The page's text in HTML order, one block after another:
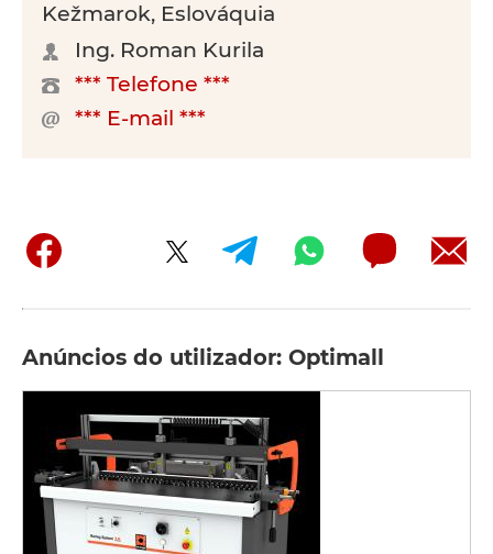
Kežmarok, Eslováquia
Ing. Roman Kurila
*** Telefone ***
*** E-mail ***
Anúncios do utilizador: Optimall